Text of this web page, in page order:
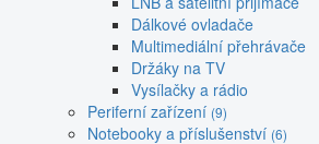
Dálkové ovladače
Multimediální přehrávače
Držáky na TV
Vysílačky a rádio
Periferní zařízení (9)
Notebooky a příslušenství (6)